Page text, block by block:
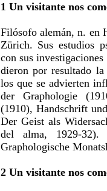
1 Un visitante nos
Filósofo alemán, n. en
Zürich. Sus estudios
con sus
dieron por resultado
los que se advierten
der Graphologie
(1910), Handschrift
Der Geist als
del alma, 1929-
Graphologische
2 Un visitante nos